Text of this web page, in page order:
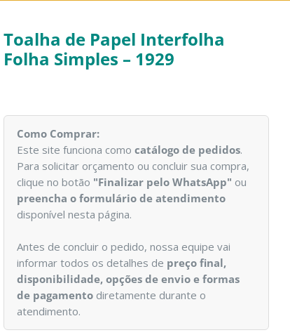
Toalha de Papel Interfolha
Folha Simples – 1929
Como Comprar:
Este site funciona comocatálogo de pedidos.
Para solicitar orçamento ou concluir sua compra,
clique no botão "Finalizar pelo WhatsApp" ou
preencha o formulário de atendimento
disponível nesta página.
Antes de concluir o pedido, nossa equipe vai
informar todos os detalhes de preço final,
disponibilidade, opções de envio e formas
de pagamento diretamente durante o
atendimento.